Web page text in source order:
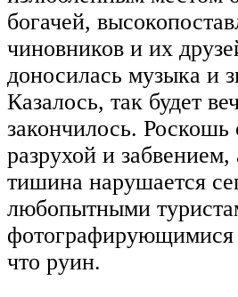
богачей,
чиновников и их
доносилась музыка и
Казалось, так будет
закончилось. Роскошь
разрухой и
тишина нарушается
любопытными
фотографирующимися
что руин.